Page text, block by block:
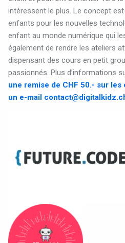
intéressent le plus. Le concept
enfants pour les nouvelles
enfant au monde numérique qui
également de rendre les ateliers
dispensant des cours en petit
passionnés. Plus d’informations
une remise de CHF 50.- sur les
un e-mail